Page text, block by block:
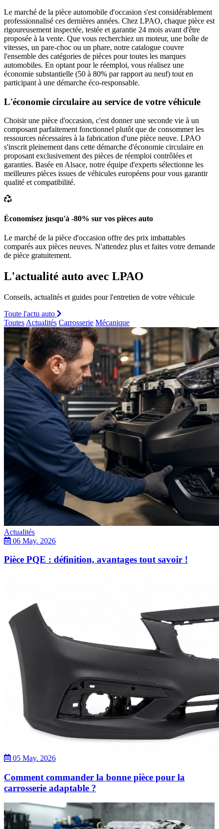
Le marché de la pièce automobile d'occasion s'est considérablement
professionnalisé ces dernières années. Chez LPAO, chaque pièce est
rigoureusement inspectée, testée et garantie 24 mois avant d'être
proposée à la vente. Que vous recherchiez un moteur, une boîte de
vitesses, un pare-choc ou un phare, notre catalogue couvre
l'ensemble des catégories de pièces pour toutes les marques
automobiles. En optant pour le réemploi, vous réalisez une
économie substantielle (50 à 80% par rapport au neuf) tout en
participant à une démarche éco-responsable.
L'économie circulaire au service de votre véhicule
Choisir une pièce d'occasion, c'est donner une seconde vie à un
composant parfaitement fonctionnel plutôt que de consommer les
ressources nécessaires à la fabrication d'une pièce neuve. LPAO
s'inscrit pleinement dans cette démarche d'économie circulaire en
proposant exclusivement des pièces de réemploi contrôlées et
garanties. Basée en Alsace, notre équipe d'experts sélectionne les
meilleures pièces issues de véhicules européens pour vous garantir
qualité et compatibilité.
Économisez jusqu'à -80% sur vos pièces auto
Le marché de la pièce d'occasion offre des prix imbattables
comparés aux pièces neuves. N'attendez plus et faites votre demande
de pièce gratuitement.
L'actualité auto avec LPAO
Conseils, actualités et guides pour l'entretien de votre véhicule
Toute l'actu auto
Toutes Actualités Carrosserie Mécanique
Actualités
06 May. 2026
Pièce PQE : définition, avantages tout savoir !
05 May. 2026
Comment commander la bonne pièce pour la
carrosserie adaptable ?